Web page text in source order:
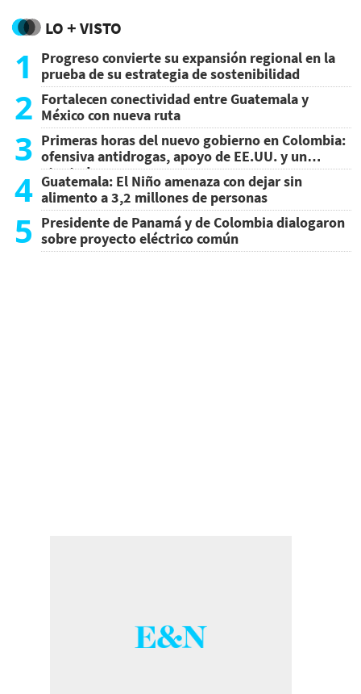
LO + VISTO
1
Progreso convierte su expansión regional en la
prueba de su estrategia de sostenibilidad
2 Fortalecen conectividad entre Guatemala y
México con nueva ruta
3 Primeras horas del nuevo gobierno en Colombia:
ofensiva antidrogas, apoyo de EE.UU. y un
atentado
4 Guatemala: El Niño amenaza con dejar sin
alimento a 3,2 millones de personas
5 Presidente de Panamá y de Colombia dialogaron
sobre proyecto eléctrico común